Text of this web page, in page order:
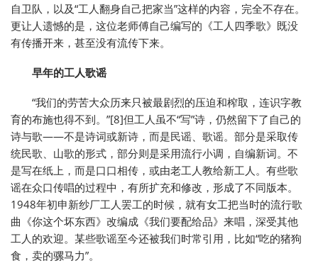
自卫队，以及“工人翻身自己把家当”这样的内容，完全不存在。
更让人遗憾的是，这位老师傅自己编写的《工人四季歌》既没
有传播开来，甚至没有流传下来。
早年的工人歌谣
“我们的劳苦大众历来只被最剧烈的压迫和榨取，连识字教
育的布施也得不到。”[8]但工人虽不“写”诗，仍然留下了自己的
诗与歌——不是诗词或新诗，而是民谣、歌谣。部分是采取传
统民歌、山歌的形式，部分则是采用流行小调，自编新词。不
是写在纸上，而是口口相传，或由老工人教给新工人。有些歌
谣在众口传唱的过程中，有所扩充和修改，形成了不同版本。
1948年初申新纱厂工人罢工的时候，就有女工把当时的流行歌
曲《你这个坏东西》改编成《我们要配给品》来唱，深受其他
工人的欢迎。某些歌谣至今还被我们时常引用，比如“吃的猪狗
食，卖的骡马力”。